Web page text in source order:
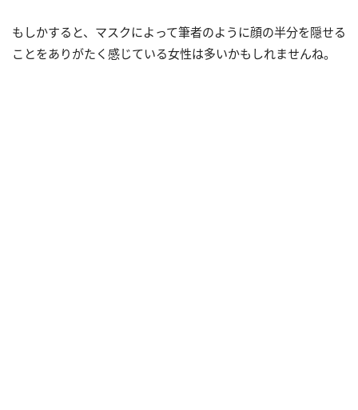
もしかすると、マスクによって筆者のように顔の半分を隠せる
ことをありがたく感じている女性は多いかもしれませんね。